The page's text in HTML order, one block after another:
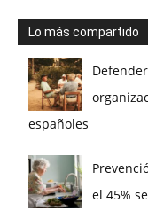
Lo más compartido
españoles
el 45%